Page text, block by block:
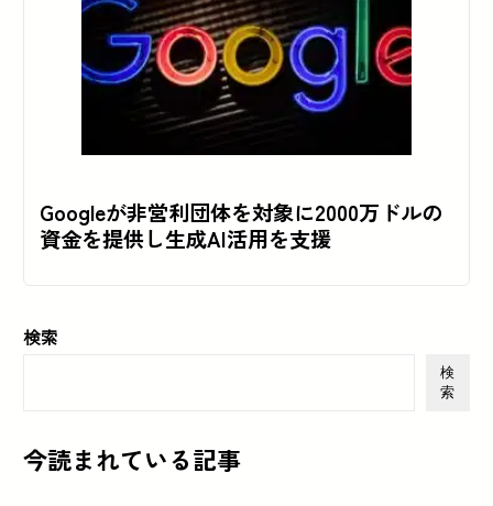
Googleが非営利団体を対象に2000万ドルの
資金を提供し生成AI活用を支援
検索
検
索
今読まれている記事